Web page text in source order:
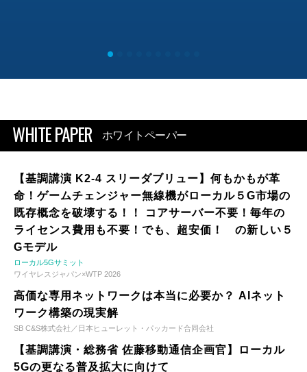
WHITE PAPER ホワイトペーパー
【基調講演 K2-4 スリーダブリュー】何もかもが革
命！ゲームチェンジャー無線機がローカル５G市場の
既存概念を破壊する！！ コアサーバー不要！毎年の
ライセンス費用も不要！でも、超安価！ の新しい５
Gモデル
ローカル5Gサミット
ワイヤレスジャパン×WTP 2026
高価な専用ネットワークは本当に必要か？ AIネット
ワーク構築の現実解
SB C&S株式会社／日本ヒューレット・パッカード合同会社
【基調講演・総務省 佐藤移動通信企画官】ローカル
5Gの更なる普及拡大に向けて